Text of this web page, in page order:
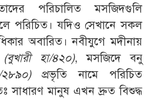
পরিচালিত মসজিদগুলি
পরিচিত। যদিও সেখানে সকল
অবারিত। নবীযুগে মদীনায়
(বুখারী হা/৪২০), মসজিদে বনু
প্রভৃতি নামে পরিচিত
সাধারণ মানুষ এখন দ্রুত বিশুদ্ধ